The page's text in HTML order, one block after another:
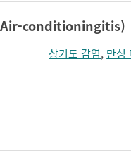
conditioningitis)
상기도 감염, 만성